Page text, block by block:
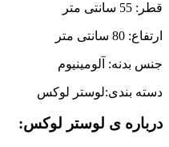
قطر: 55 سانتی متر
ارتفاع: 80 سانتی متر
جنس بدنه: آلومینیوم
دسته بندی:لوستر لوکس
درباره ی لوستر لوکس: